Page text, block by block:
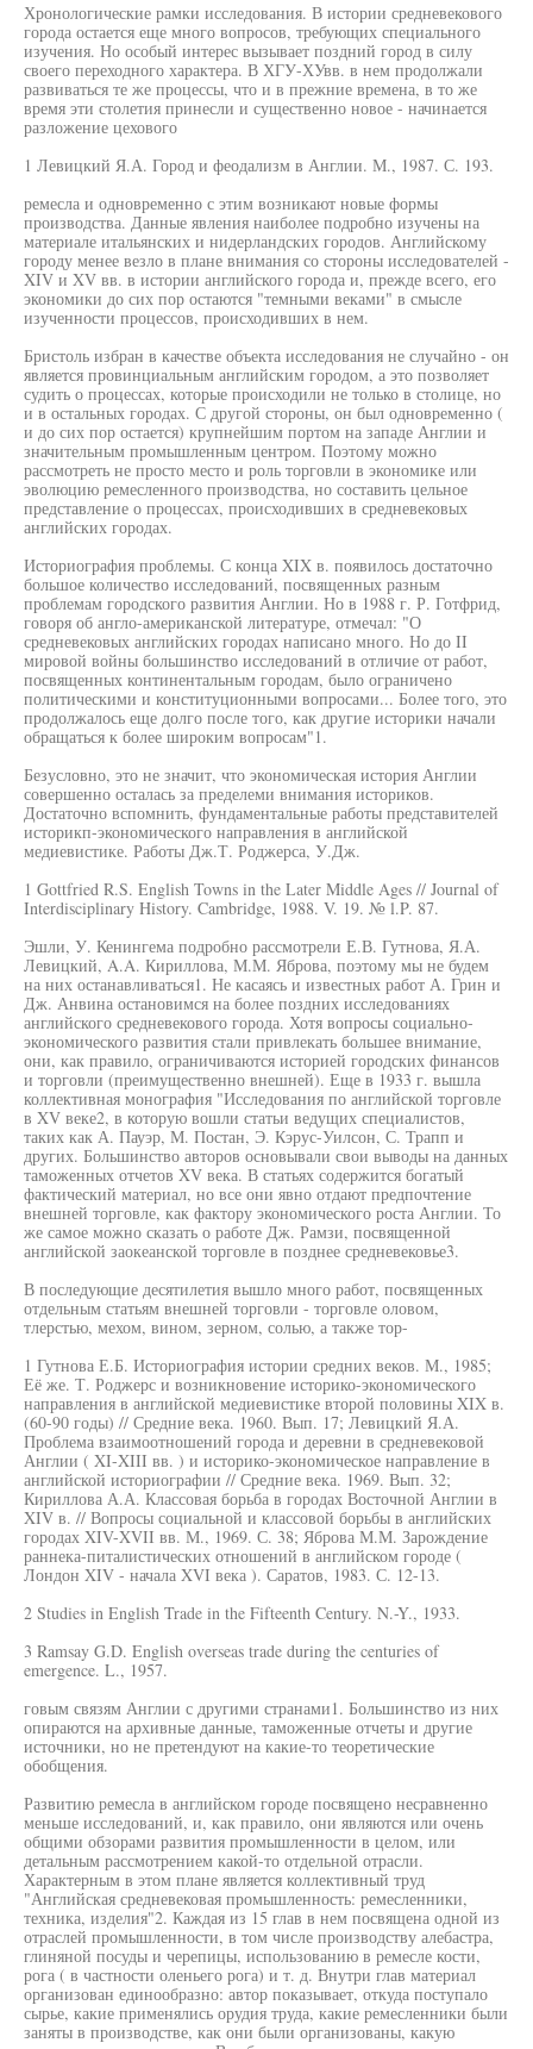
Хронологические рамки исследования. В истории средневекового
города остается еще много вопросов, требующих специального
изучения. Но особый интерес вызывает поздний город в силу
своего переходного характера. В ХГУ-ХУвв. в нем продолжали
развиваться те же процессы, что и в прежние времена, в то же
время эти столетия принесли и существенно новое - начинается
разложение цехового
1 Левицкий Я.А. Город и феодализм в Англии. М., 1987. С. 193.
ремесла и одновременно с этим возникают новые формы
производства. Данные явления наиболее подробно изучены на
материале итальянских и нидерландских городов. Английскому
городу менее везло в плане внимания со стороны исследователей -
XIV и XV вв. в истории английского города и, прежде всего, его
экономики до сих пор остаются "темными веками" в смысле
изученности процессов, происходивших в нем.
Бристоль избран в качестве объекта исследования не случайно - он
является провинциальным английским городом, а это позволяет
судить о процессах, которые происходили не только в столице, но
и в остальных городах. С другой стороны, он был одновременно (
и до сих пор остается) крупнейшим портом на западе Англии и
значительным промышленным центром. Поэтому можно
рассмотреть не просто место и роль торговли в экономике или
эволюцию ремесленного производства, но составить цельное
представление о процессах, происходивших в средневековых
английских городах.
Историография проблемы. С конца XIX в. появилось достаточно
большое количество исследований, посвященных разным
проблемам городского развития Англии. Но в 1988 г. Р. Готфрид,
говоря об англо-американской литературе, отмечал: "О
средневековых английских городах написано много. Но до II
мировой войны большинство исследований в отличие от работ,
посвященных континентальным городам, было ограничено
политическими и конституционными вопросами... Более того, это
продолжалось еще долго после того, как другие историки начали
обращаться к более широким вопросам"1.
Безусловно, это не значит, что экономическая история Англии
совершенно осталась за пределеми внимания историков.
Достаточно вспомнить, фундаментальные работы представителей
историкп-экономического направления в английской
медиевистике. Работы Дж.Т. Роджерса, У.Дж.
1 Gottfried R.S. English Towns in the Later Middle Ages // Journal of
Interdisciplinary History. Cambridge, 1988. V. 19. № l.P. 87.
Эшли, У. Кенингема подробно рассмотрели Е.В. Гутнова, Я.А.
Левицкий, A.A. Кириллова, М.М. Яброва, поэтому мы не будем
на них останавливаться1. Не касаясь и известных работ А. Грин и
Дж. Анвина остановимся на более поздних исследованиях
английского средневекового города. Хотя вопросы социально-
экономического развития стали привлекать большее внимание,
они, как правило, ограничиваются историей городских финансов
и торговли (преимущественно внешней). Еще в 1933 г. вышла
коллективная монография "Исследования по английской торговле
в XV веке2, в которую вошли статьи ведущих специалистов,
таких как А. Пауэр, М. Постан, Э. Кэрус-Уилсон, С. Трапп и
других. Большинство авторов основывали свои выводы на данных
таможенных отчетов XV века. В статьях содержится богатый
фактический материал, но все они явно отдают предпочтение
внешней торговле, как фактору экономического роста Англии. То
же самое можно сказать о работе Дж. Рамзи, посвященной
английской заокеанской торговле в позднее средневековье3.
В последующие десятилетия вышло много работ, посвященных
отдельным статьям внешней торговли - торговле оловом,
тлерстью, мехом, вином, зерном, солью, а также тор-
1 Гутнова Е.Б. Историография истории средних веков. М., 1985;
Её же. Т. Роджерс и возникновение историко-экономического
направления в английской медиевистике второй половины XIX в.
(60-90 годы) // Средние века. 1960. Вып. 17; Левицкий Я.А.
Проблема взаимоотношений города и деревни в средневековой
Англии ( XI-XIII вв. ) и историко-экономическое направление в
английской историографии // Средние века. 1969. Вып. 32;
Кириллова А.А. Классовая борьба в городах Восточной Англии в
XIV в. // Вопросы социальной и классовой борьбы в английских
городах XIV-XVII вв. М., 1969. С. 38; Яброва М.М. Зарождение
раннека-питалистических отношений в английском городе (
Лондон XIV - начала XVI века ). Саратов, 1983. С. 12-13.
2 Studies in English Trade in the Fifteenth Century. N.-Y., 1933.
3 Ramsay G.D. English overseas trade during the centuries of
emergence. L., 1957.
говым связям Англии с другими странами1. Большинство из них
опираются на архивные данные, таможенные отчеты и другие
источники, но не претендуют на какие-то теоретические
обобщения.
Развитию ремесла в английском городе посвящено несравненно
меньше исследований, и, как правило, они являются или очень
общими обзорами развития промышленности в целом, или
детальным рассмотрением какой-то отдельной отрасли.
Характерным в этом плане является коллективный труд
"Английская средневековая промышленность: ремесленники,
техника, изделия"2. Каждая из 15 глав в нем посвящена одной из
отраслей промышленности, в том числе производству алебастра,
глиняной посуды и черепицы, использованию в ремесле кости,
рога ( в частности оленьего рога) и т. д. Внутри глав материал
организован единообразно: автор показывает, откуда поступало
сырье, какие применялись орудия труда, какие ремесленники были
заняты в производстве, как они были организованы, какую